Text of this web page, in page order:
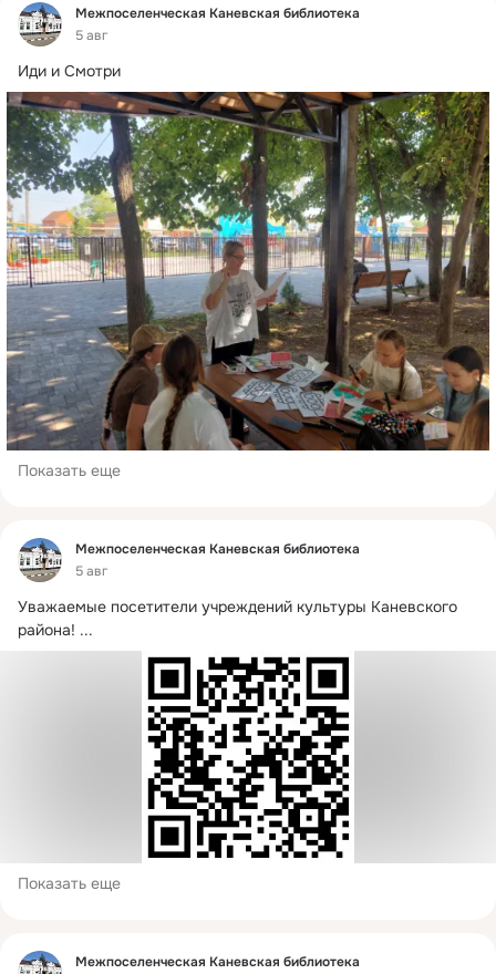
Фид
Межпоселенческая Каневская библиотека
5 авг
Иди и Смотри
Показать еще
Фид
Межпоселенческая Каневская библиотека
5 авг
Уважаемые посетители учреждений культуры Каневского
района! ...
Показать еще
Фид
Межпоселенческая Каневская библиотека